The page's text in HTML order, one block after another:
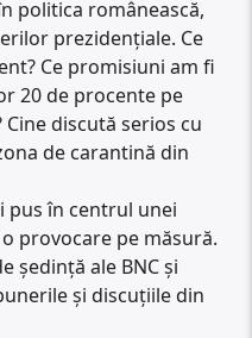
politica românească,
prezidențiale. Ce
Ce promisiuni am fi
20 de procente pe
discută serios cu
de carantină din
pus în centrul unei
provocare pe măsură.
ședință ale BNC și
și discuțiile din